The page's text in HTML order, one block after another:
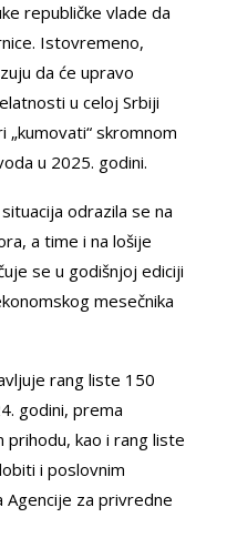
republičke vlade da
Istovremeno,
da će upravo
u celoj Srbiji
skromnom
u 2025. godini.
odrazila se na
a time i na lošije
se u godišnjoj ediciji
mesečnika
rang liste 150
godini, prema
kao i rang liste
i poslovnim
Agencije za privredne